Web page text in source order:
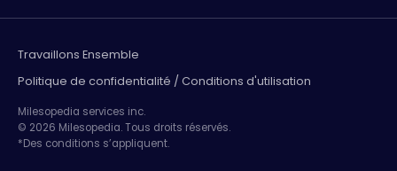
Travaillons Ensemble
Politique de confidentialité / Conditions d'utilisation
Milesopedia services inc.
© 2026 Milesopedia. Tous droits réservés.
*Des conditions s’appliquent.